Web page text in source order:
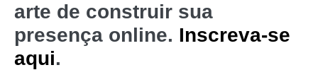
arte de construir sua
presença online. Inscreva-se
aqui.